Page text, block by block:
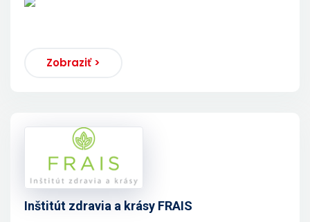
Zobraziť >
Inštitút zdravia a krásy FRAIS